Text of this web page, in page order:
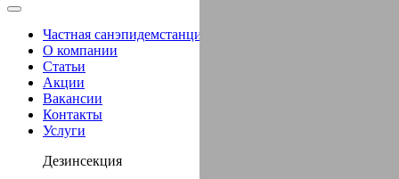
Частная санэпидемстанция СЭС в Бачатский
О компании
Статьи
Акции
Вакансии
Контакты
Услуги
Дезинсекция